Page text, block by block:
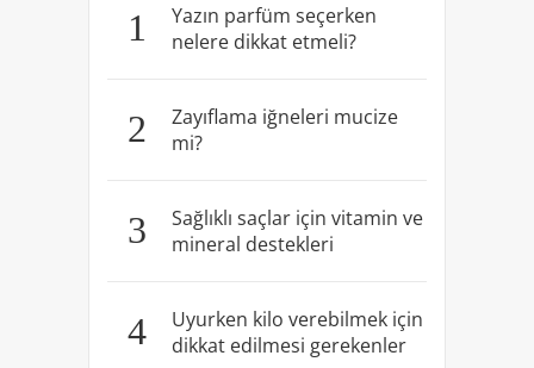
1
Yazın parfüm seçerken
nelere dikkat etmeli?
2
Zayıflama iğneleri mucize
mi?
3
Sağlıklı saçlar için vitamin ve
mineral destekleri
4
Uyurken kilo verebilmek için
dikkat edilmesi gerekenler